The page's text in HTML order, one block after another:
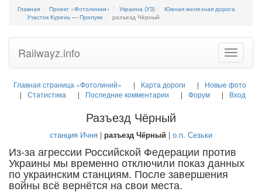
Главная Проект «Фотолинии» Украина (УЗ)
Южная железная дорога
Участок Курень — Прилуки
разъезд Чёрный
Toggle
Railwayz.info
Главная страница «Фотолиний» Карта дороги
Новые фото
Статистика
Последние комментарии Форум Вход
Разъезд Чёрный
станция Ичня | разъезд Чёрный | о.п. Сезьки
Из-за агрессии Российской Федерации против
Украины мы временно отключили показ данных
по украинским станциям. После завершения
войны всё вернётся на свои места.